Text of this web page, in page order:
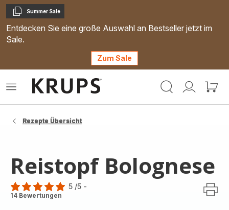
Kopieren
Summer Sale
Entdecken Sie eine große Auswahl an Bestseller jetzt im
Sale.
Zum Sale
Mein
Mein
Das
Rezepte Übersicht
Reistopf Bolognese
Bewertung
5 /5 -
14 Bewertungen